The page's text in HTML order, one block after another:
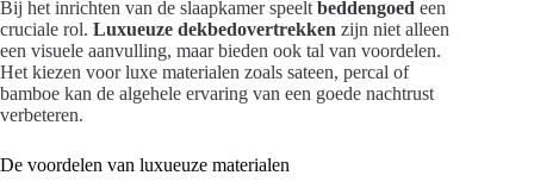
Bij het inrichten van de slaapkamer speelt beddengoed een
cruciale rol. Luxueuze dekbedovertrekken zijn niet alleen
een visuele aanvulling, maar bieden ook tal van voordelen.
Het kiezen voor luxe materialen zoals sateen, percal of
bamboe kan de algehele ervaring van een goede nachtrust
verbeteren.
De voordelen van luxueuze materialen